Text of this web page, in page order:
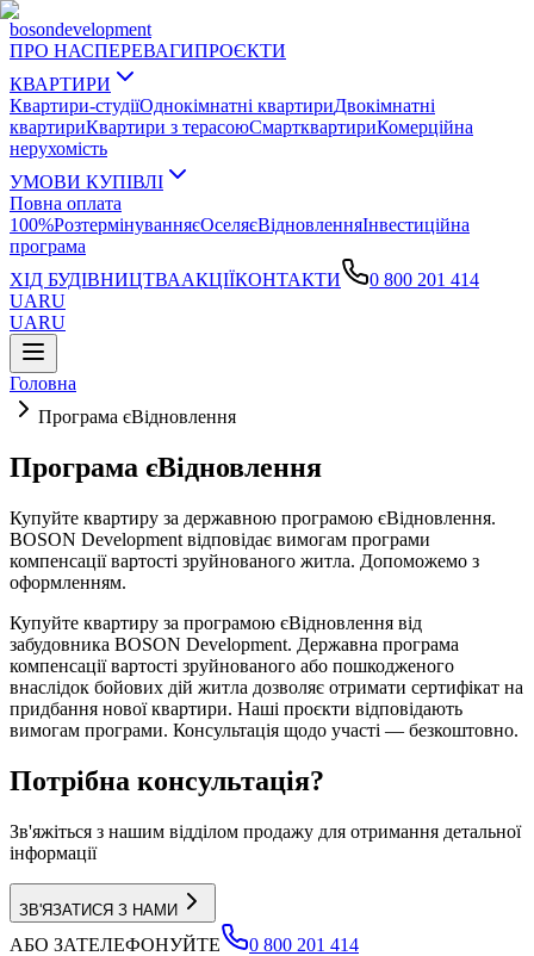
bosondevelopment
ПРО НАСПЕРЕВАГИПРОЄКТИ
КВАРТИРИ
Квартири-студіїОднокімнатні квартириДвокімнатні
квартириКвартири з терасоюСмартквартириКомерційна
нерухомість
УМОВИ КУПІВЛІ
Повна оплата
100%РозтермінуванняєОселяєВідновленняІнвестиційна
програма
ХІД БУДІВНИЦТВААКЦІЇКОНТАКТИ
0 800 201 414
UARU
UARU
Головна
Програма єВідновлення
Програма єВідновлення
Купуйте квартиру за державною програмою єВідновлення.
BOSON Development відповідає вимогам програми
компенсації вартості зруйнованого житла. Допоможемо з
оформленням.
Купуйте квартиру за програмою єВідновлення від
забудовника BOSON Development. Державна програма
компенсації вартості зруйнованого або пошкодженого
внаслідок бойових дій житла дозволяє отримати сертифікат на
придбання нової квартири. Наші проєкти відповідають
вимогам програми. Консультація щодо участі — безкоштовно.
Потрібна консультація?
Зв'яжіться з нашим відділом продажу для отримання детальної
інформації
ЗВ'ЯЗАТИСЯ З НАМИ
АБО ЗАТЕЛЕФОНУЙТЕ 0 800 201 414